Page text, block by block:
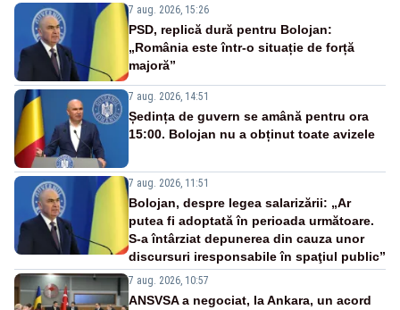
7 aug. 2026, 15:26
PSD, replică dură pentru Bolojan:
„România este într-o situație de forță
majoră”
7 aug. 2026, 14:51
Ședința de guvern se amână pentru ora
15:00. Bolojan nu a obținut toate avizele
7 aug. 2026, 11:51
Bolojan, despre legea salarizării: „Ar
putea fi adoptată în perioada următoare.
S-a întârziat depunerea din cauza unor
discursuri iresponsabile în spaţiul public”
7 aug. 2026, 10:57
ANSVSA a negociat, la Ankara, un acord